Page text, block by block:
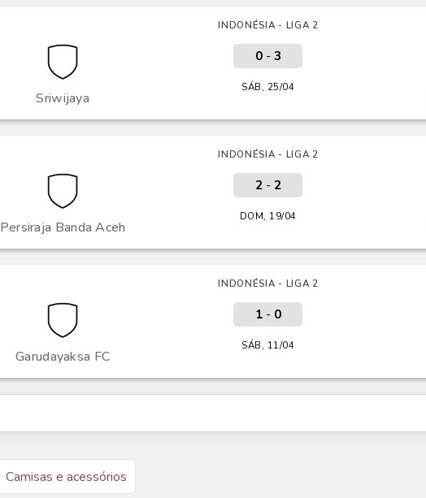
INDONÉSIA - LIGA 2
Sriwijaya
0- 3
SÁB, 25/04
INDONÉSIA - LIGA 2
Persiraja Banda Aceh
2- 2
DOM, 19/04
INDONÉSIA - LIGA 2
Garudayaksa FC
1- 0
SÁB, 11/04
Camisas e acessórios